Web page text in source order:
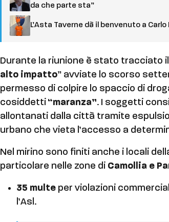
da che parte sta”
L’Asta Taverne dà il benvenuto a
Durante la riunione è stato tracciato
alto impatto” avviate lo scorso
permesso di colpire lo spaccio di
cosiddetti“maranza”. I soggetti
allontanati dalla città tramite
urbano che vieta l’accesso a
Nel mirino sono finiti anche i locali
particolare nelle zone di Camollia e
35 multe per violazioni
l’Asl.